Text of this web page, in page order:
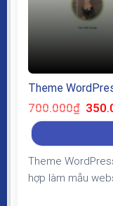
Theme
700.000₫ Giá
gốc
là:
Theme
hợp làm mẫu